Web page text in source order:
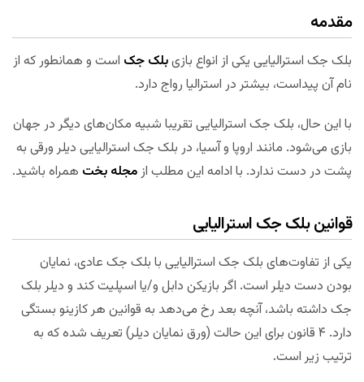
مقدمه
بلک جک استرالیایی یکی از انواع بازیبلک جک است و همانطور که از
نام آن پیداست، بیشتر در استرالیا رواج دارد.
با این حال، بلک جک استرالیایی تقریبا شبیه مکان‌های دیگر در جهان
بازی می‌شود. مانند اروپا و آسیا، در بلک جک استرالیایی دیلر ورقی به
پشت در دست ندارد. با ادامه این مطلب از مجله بخت همراه باشید.
قوانین بلک جک استرالیایی
یکی از تفاوت‌های بلک جک استرالیایی با بلک جک عادی، نمایان
بودن دست دیلر است. اگر بازیکن دابل و/یا اسپلیت کند و دیلر بلک
جک داشته باشد، آنچه بعد رخ می‌دهد به قوانین هر کازینو بستگی
دارد. ۴ قانون برای این حالت (ورق نمایان دیلر) تعریف شده که به
ترتیب زیر است.